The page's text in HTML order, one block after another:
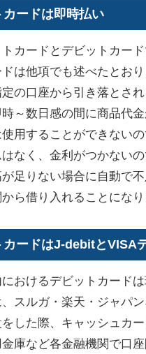
カードは即時払い
カードとデビットカー
は他項でも述べたとお
定の口座から引き落とさ
～数日感の間に商品代
用することができない
なく、金利がつかない
足りない場合に自動で
ら借り入れることにな
カードはJ-debitとVISA
おけるデビットカード
スルガ・楽天・ジャパ
した際、キャッシュカ
庫など各金融機関で口